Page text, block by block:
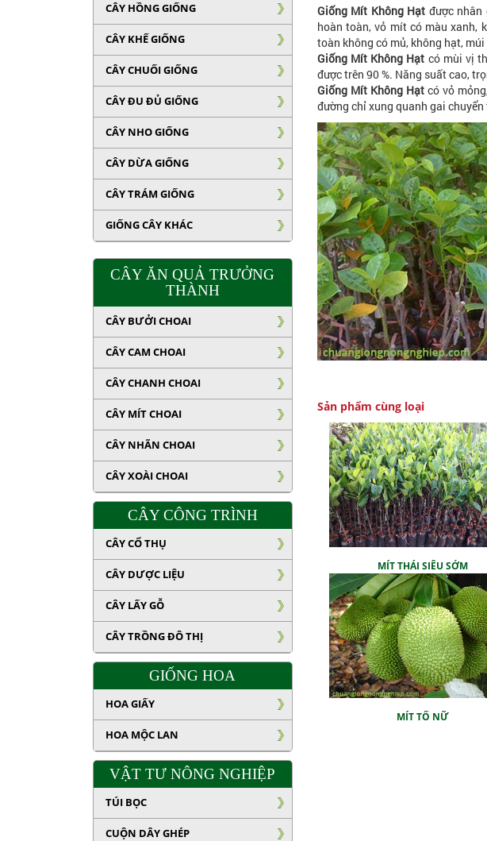
CÂY HỒNG GIỐNG
CÂY KHẾ GIỐNG
CÂY CHUỐI GIỐNG
CÂY ĐU ĐỦ GIỐNG
CÂY NHO GIỐNG
CÂY DỪA GIỐNG
CÂY TRÁM GIỐNG
GIỐNG CÂY KHÁC
CÂY ĂN QUẢ TRƯỞNG
THÀNH
CÂY BƯỞI CHOAI
CÂY CAM CHOAI
CÂY CHANH CHOAI
CÂY MÍT CHOAI
CÂY NHÃN CHOAI
CÂY XOÀI CHOAI
CÂY CÔNG TRÌNH
CÂY CỔ THỤ
CÂY DƯỢC LIỆU
CÂY LẤY GỖ
CÂY TRỒNG ĐÔ THỊ
GIỐNG HOA
HOA GIẤY
HOA MỘC LAN
VẬT TƯ NÔNG NGHIỆP
TÚI BỌC
CUỘN DÂY GHÉP
Giống Mít Không Hạt được
hoàn toàn, vỏ mít có màu
toàn không có mủ, không hạt,
Giống Mít Không Hạt có mùi vị
được trên 90 %. Năng suất cao,
Giống Mít Không Hạtcó vỏ
đường chỉ xung quanh gai
Sản phẩm cùng loại
MÍT THÁI SIÊU SỚM
MÍT TỐ NỮ